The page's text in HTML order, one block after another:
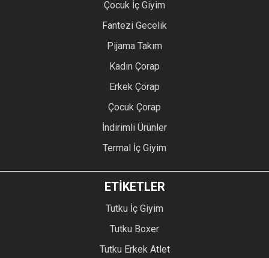
Çocuk İç Giyim
Fantezi Gecelik
Pijama Takım
Kadın Çorap
Erkek Çorap
Çocuk Çorap
İndirimli Ürünler
Termal İç Giyim
ETİKETLER
Tutku İç Giyim
Tutku Boxer
Tutku Erkek Atlet